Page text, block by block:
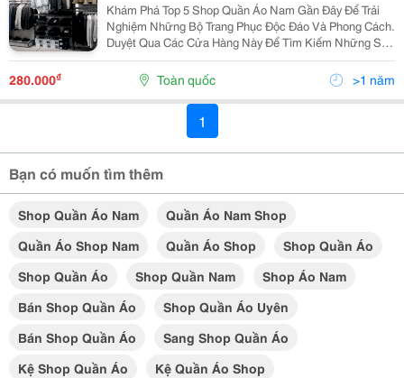
Khám Phá Top 5 Shop Quần Áo Nam Gần Đây Để Trải
Nghiệm Những Bộ Trang Phục Độc Đáo Và Phong Cách.
Duyệt Qua Các Cửa Hàng Này Để Tìm Kiếm Những Sản
Phẩm Thời Trang Mới Nhất Và Độc Quyền I. Giới Thiệu
Thông Tin Về Shop Quần Áo Nam Trong Những Thập...
280.000₫ Toàn quốc >1 năm
1
Bạn có muốn tìm thêm
Shop Quần Áo Nam
Quần Áo Nam Shop
Quần Áo Shop Nam
Quần Áo Shop
Shop Quần Áo
Shop Quần Áo
Shop Quần Nam
Shop Áo Nam
Bán Shop Quần Áo
Shop Quần Áo Uyên
Bán Shop Quần Áo
Sang Shop Quần Áo
Kệ Shop Quần Áo
Kệ Quần Áo Shop